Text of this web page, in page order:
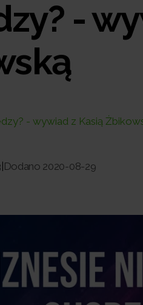
-
- wywiad z Kasią
Dodano 2020-08-29